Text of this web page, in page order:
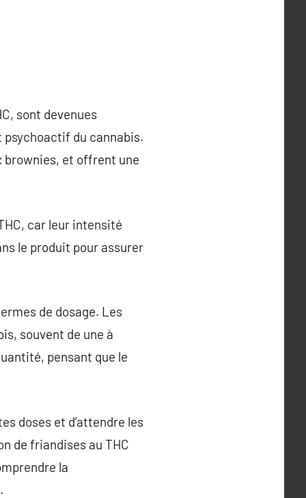
sont devenues
psychoactif du cannabis.
brownies, et offrent une
car leur intensité
le produit pour assurer
de dosage. Les
souvent de une à
pensant que le
doses et d’attendre les
de friandises au THC
la